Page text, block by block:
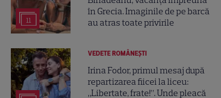
11
în Grecia. Imaginile de pe barcă
au atras toate privirile
VEDETE ROMÂNEŞTI
Irina Fodor, primul mesaj după
repartizarea fiicei la liceu:
„Libertate, frate!”. Unde pleacă